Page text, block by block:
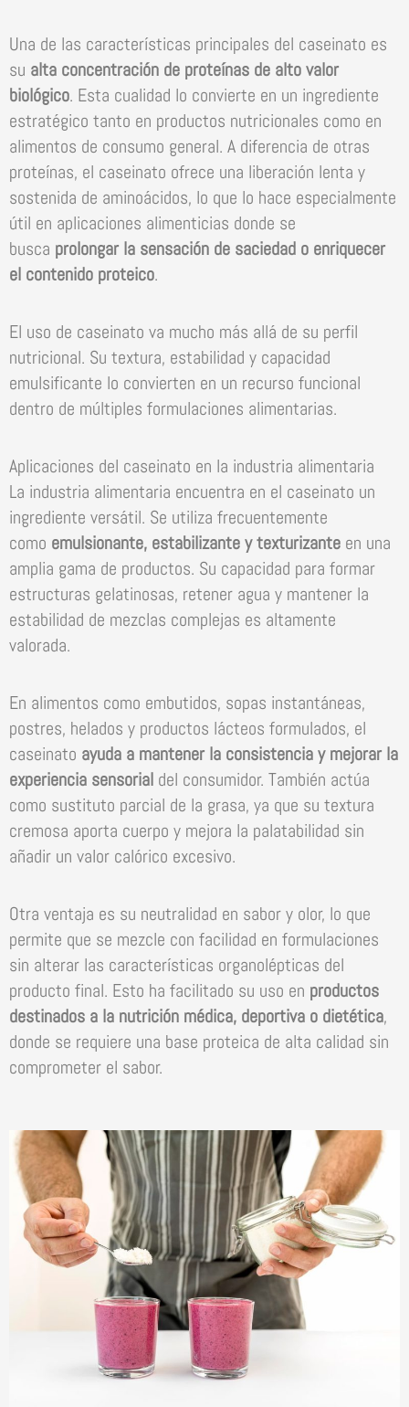
Una de las características principales del caseinato es
su alta concentración de proteínas de alto valor
biológico. Esta cualidad lo convierte en un ingrediente
estratégico tanto en productos nutricionales como en
alimentos de consumo general. A diferencia de otras
proteínas, el caseinato ofrece una liberación lenta y
sostenida de aminoácidos, lo que lo hace especialmente
útil en aplicaciones alimenticias donde se
busca prolongar la sensación de saciedad o enriquecer
el contenido proteico.
El uso de caseinato va mucho más allá de su perfil
nutricional. Su textura, estabilidad y capacidad
emulsificante lo convierten en un recurso funcional
dentro de múltiples formulaciones alimentarias.
Aplicaciones del caseinato en la industria alimentaria
La industria alimentaria encuentra en el caseinato un
ingrediente versátil. Se utiliza frecuentemente
como emulsionante, estabilizante y texturizante en una
amplia gama de productos. Su capacidad para formar
estructuras gelatinosas, retener agua y mantener la
estabilidad de mezclas complejas es altamente
valorada.
En alimentos como embutidos, sopas instantáneas,
postres, helados y productos lácteos formulados, el
caseinato ayuda a mantener la consistencia y mejorar la
experiencia sensorial del consumidor. También actúa
como sustituto parcial de la grasa, ya que su textura
cremosa aporta cuerpo y mejora la palatabilidad sin
añadir un valor calórico excesivo.
Otra ventaja es su neutralidad en sabor y olor, lo que
permite que se mezcle con facilidad en formulaciones
sin alterar las características organolépticas del
producto final. Esto ha facilitado su uso en productos
destinados a la nutrición médica, deportiva o dietética,
donde se requiere una base proteica de alta calidad sin
comprometer el sabor.